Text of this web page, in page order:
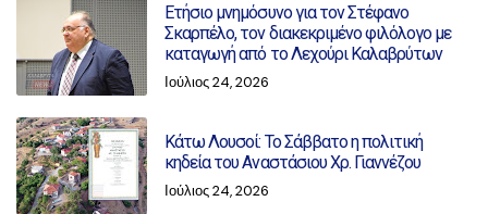
Ετήσιο μνημόσυνο για τον Στέφανο
Σκαρπέλο, τον διακεκριμένο φιλόλογο με
καταγωγή από το Λεχούρι Καλαβρύτων
Ιούλιος 24, 2026
Κάτω Λουσοί: Το Σάββατο η πολιτική
κηδεία του Αναστάσιου Χρ. Γιαννέζου
Ιούλιος 24, 2026